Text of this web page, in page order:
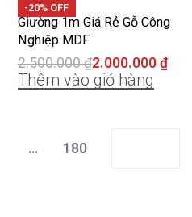
-20% OFF
Giường 1m Giá Rẻ Gỗ Công
Nghiệp MDF
2.500.000₫2.000.000 ₫
Thêm vào giỏ hàng
… 180